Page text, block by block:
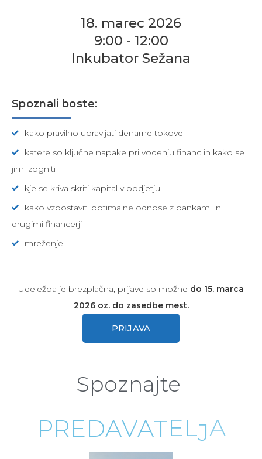
18. marec 2026
9:00 - 12:00
Inkubator Sežana
Spoznali boste:
kako pravilno upravljati denarne tokove
katere so ključne napake pri vodenju financ in kako se
jim izogniti
kje se kriva skriti kapital v podjetju
kako vzpostaviti optimalne odnose z bankami in
drugimi financerji
mreženje
Udeležba je brezplačna, prijave so možne do 15. marca
2026 oz. do zasedbe mest.
PRIJAVA
Spoznajte
PREDAVATELJA